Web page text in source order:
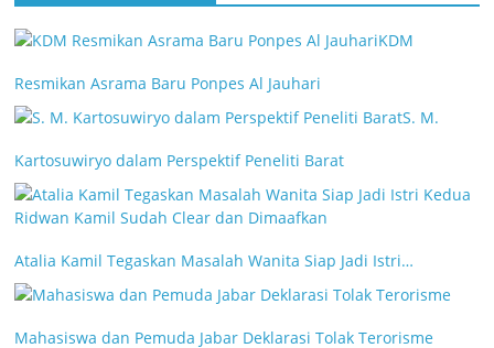
KDM
Resmikan Asrama Baru Ponpes Al Jauhari
S. M.
Kartosuwiryo dalam Perspektif Peneliti Barat
Atalia Kamil Tegaskan Masalah Wanita Siap Jadi Istri…
Mahasiswa dan Pemuda Jabar Deklarasi Tolak Terorisme